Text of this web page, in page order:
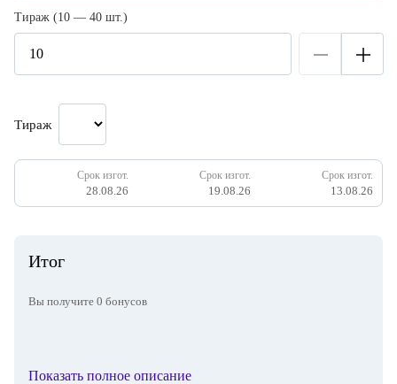
Тираж (10 — 40 шт.)
Тираж
Срок изгот.
28.08.26
Срок изгот.
19.08.26
Срок изгот.
13.08.26
Итог
Вы получите 0 бонусов
Показать полное описание